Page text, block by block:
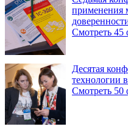
применения
Смотреть 45
Десятая
технологии
Смотреть 50